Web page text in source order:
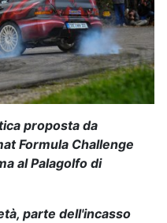
proposta da
Formula Challenge
al Palagolfo di
parte dell'incasso